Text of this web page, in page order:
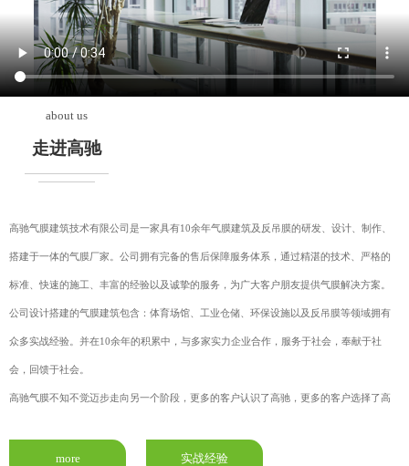
about us
走进高驰
高驰气膜建筑技术有限公司是一家具有10余年气膜建筑及反吊膜的研发、设计、制作、
搭建于一体的气膜厂家。公司拥有完备的售后保障服务体系，通过精湛的技术、严格的
标准、快速的施工、丰富的经验以及诚挚的服务，为广大客户朋友提供气膜解决方案。
公司设计搭建的气膜建筑包含：体育场馆、工业仓储、环保设施以及反吊膜等领域拥有
众多实战经验。并在10余年的积累中，与多家实力企业合作，服务于社会，奉献于社
会，回馈于社会。
高驰气膜不知不觉迈步走向另一个阶段，更多的客户认识了高驰，更多的客户选择了高
年，甚至更远的时间里，希望广大客户和我们一起同行，相互扶持，共创美好的明天。
more 实战经验